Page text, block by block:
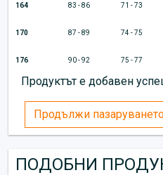
164 83 - 86 71 - 73
170 87 - 89 74 - 75
176 90 - 92 75 - 77
Продуктът е добавен
Продължи
ПОДОБНИ